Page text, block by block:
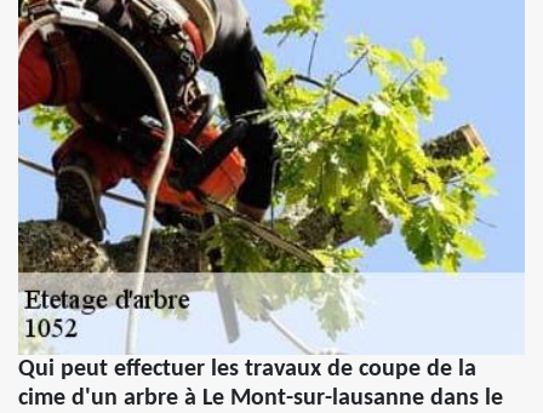
Qui peut effectuer les travaux de coupe de la
cime d'un arbre à Le Mont-sur-lausanne dans le